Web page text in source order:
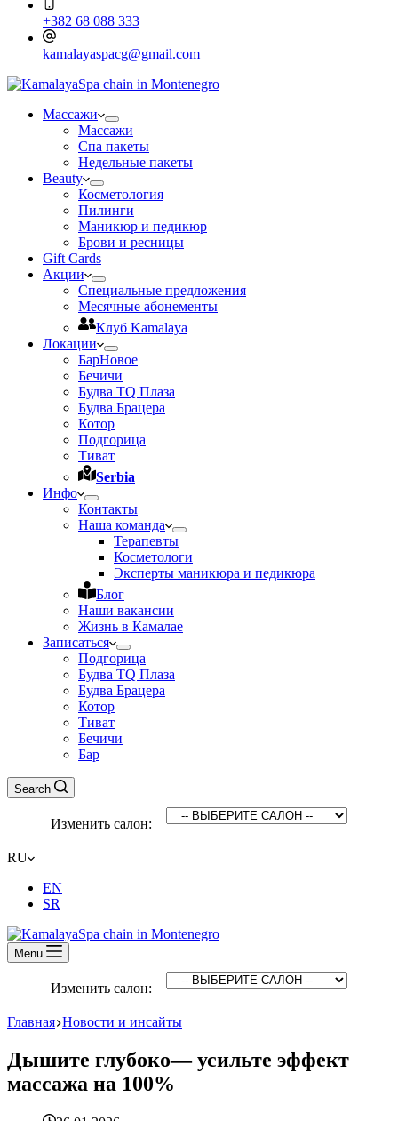
+382 68 088 333
kamalayaspacg@gmail.com
Массажи
Массажи
Спа пакеты
Недельные пакеты
Beauty
Косметология
Пилинги
Маникюр и педикюр
Брови и ресницы
Gift Cards
Акции
Специальные предложения
Месячные абонементы
Клуб Kamalaya
Локации
БарНовое
Бечичи
Будва TQ Плаза
Будва Брацера
Котор
Подгорица
Тиват
Serbia
Инфо
Контакты
Наша команда
Терапевты
Косметологи
Эксперты маникюра и педикюра
Блог
Наши вакансии
Жизнь в Камалае
Записаться
Подгорица
Будва TQ Плаза
Будва Брацера
Котор
Тиват
Бечичи
Бар
Search
Изменить салон:
RU
EN
SR
Menu
Изменить салон:
Главная Новости и инсайты
Дышите глубоко— усильте эффект
массажа на 100%